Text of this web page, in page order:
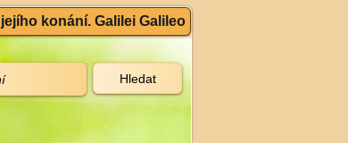
konání. Galilei Galileo